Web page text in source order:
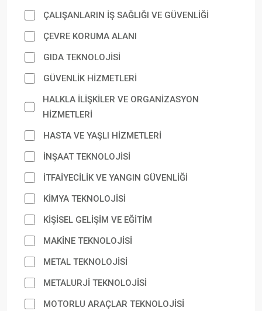
ÇALIŞANLARIN İŞ SAĞLIĞI VE GÜVENLİĞİ
ÇEVRE KORUMA ALANI
GIDA TEKNOLOJİSİ
GÜVENLİK HİZMETLERİ
HALKLA İLİŞKİLER VE ORGANİZASYON
HİZMETLERİ
HASTA VE YAŞLI HİZMETLERİ
İNŞAAT TEKNOLOJİSİ
İTFAİYECİLİK VE YANGIN GÜVENLİĞİ
KİMYA TEKNOLOJİSİ
KİŞİSEL GELİŞİM VE EĞİTİM
MAKİNE TEKNOLOJİSİ
METAL TEKNOLOJİSİ
METALURJİ TEKNOLOJİSİ
MOTORLU ARAÇLAR TEKNOLOJİSİ